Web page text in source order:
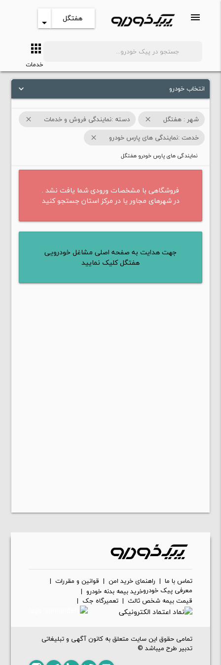
menu هفتگل arrow_drop_down
apps
خدمات
keyboard_arrow_down انتخاب خودرو
شهر : هفتگل close دسته :نمایندگی فروش و خدمات close
خدمت :نمایندگی های پارس خودرو close
نمایندگی های پارس خودرو هفتگل
فروشگاهی با مشخصات ورودی شما یافت نشد .
در شهرهای مجاور یا در مرکز استان جستجو کنید
جهت هدایت به صفحه اصلی مشاغل خودرویی
هفتگل کلیک نمایید
تماس با ما| راهنمای خرید امن| قوانین و مقررات|
معرفی پیک خودروخرید بیمه بدنه خودرو|
قیمت بیمه شخص ثالث| تعمیرگاه جک |
تمامی حقوق این سایت متعلق به کانون آگهی و تبلیغاتی
تدبیر طرح میباشد ©